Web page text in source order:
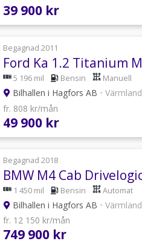
39 900 kr
Begagnad 2011
5 196 mil Bensin Manuell
Bilhallen i Hagfors AB • Värmland
fr. 808 kr/mån
49 900 kr
Begagnad 2018
1 450 mil Bensin Automat
Bilhallen i Hagfors AB • Värmland
fr. 12 150 kr/mån
749 900 kr